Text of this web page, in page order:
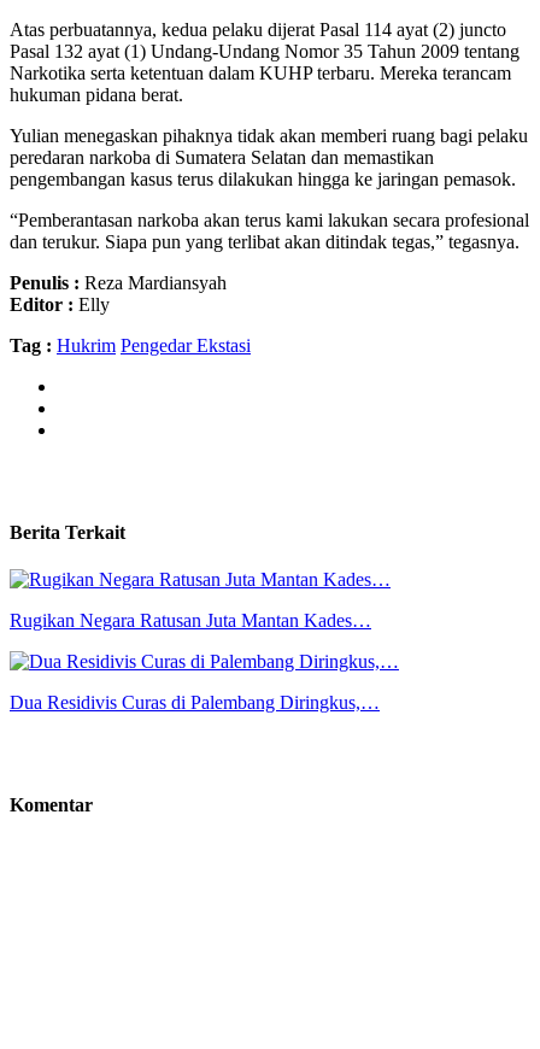
Atas perbuatannya, kedua pelaku dijerat Pasal 114 ayat (2) juncto
Pasal 132 ayat (1) Undang-Undang Nomor 35 Tahun 2009 tentang
Narkotika serta ketentuan dalam KUHP terbaru. Mereka terancam
hukuman pidana berat.
Yulian menegaskan pihaknya tidak akan memberi ruang bagi pelaku
peredaran narkoba di Sumatera Selatan dan memastikan
pengembangan kasus terus dilakukan hingga ke jaringan pemasok.
“Pemberantasan narkoba akan terus kami lakukan secara profesional
dan terukur. Siapa pun yang terlibat akan ditindak tegas,” tegasnya.
Penulis : Reza Mardiansyah
Editor : Elly
Tag : Hukrim Pengedar Ekstasi
Berita Terkait
Rugikan Negara Ratusan Juta Mantan Kades…
Dua Residivis Curas di Palembang Diringkus,…
Komentar